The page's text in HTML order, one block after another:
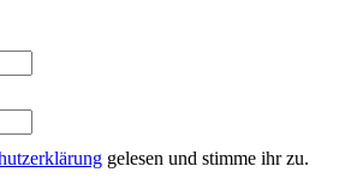
gelesen und stimme ihr zu.